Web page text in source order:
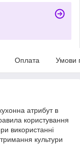
Оплата Умови
атрибут в
користування
використанні
культури